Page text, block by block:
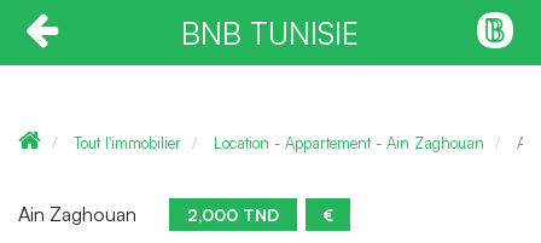
BNB TUNISIE
Tout l'immobilier Location - Appartement - Ain Zaghouan
Ain Zaghouan 2,000 TND €